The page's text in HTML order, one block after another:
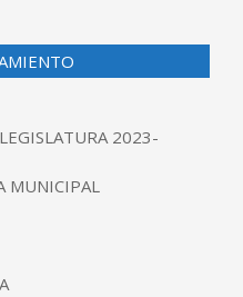
2023-
MUNICIPAL